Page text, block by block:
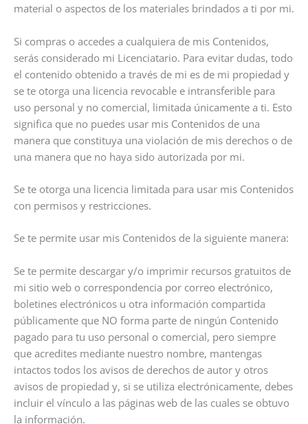
material o aspectos de los materiales brindados a ti por mi.
Si compras o accedes a cualquiera de mis Contenidos,
serás considerado mi Licenciatario. Para evitar dudas, todo
el contenido obtenido a través de mi es de mi propiedad y
se te otorga una licencia revocable e intransferible para
uso personal y no comercial, limitada únicamente a ti. Esto
significa que no puedes usar mis Contenidos de una
manera que constituya una violación de mis derechos o de
una manera que no haya sido autorizada por mi.
Se te otorga una licencia limitada para usar mis Contenidos
con permisos y restricciones.
Se te permite usar mis Contenidos de la siguiente manera:
Se te permite descargar y/o imprimir recursos gratuitos de
mi sitio web o correspondencia por correo electrónico,
boletines electrónicos u otra información compartida
públicamente que NO forma parte de ningún Contenido
pagado para tu uso personal o comercial, pero siempre
que acredites mediante nuestro nombre, mantengas
intactos todos los avisos de derechos de autor y otros
avisos de propiedad y, si se utiliza electrónicamente, debes
incluir el vínculo a las páginas web de las cuales se obtuvo
la información.